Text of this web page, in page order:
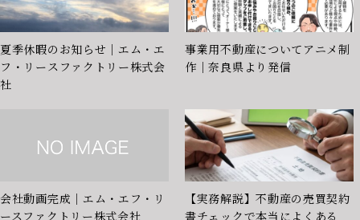
夏季休暇のお知らせ｜エム・エ
フ・リースファクトリー株式会
社
事業用不動産についてアニメ制
作｜奈良県より発信
会社動画完成｜エム・エフ・リ
ースファクトリー株式会社
【実務解説】不動産の売買契約
書チェックで本当によくある